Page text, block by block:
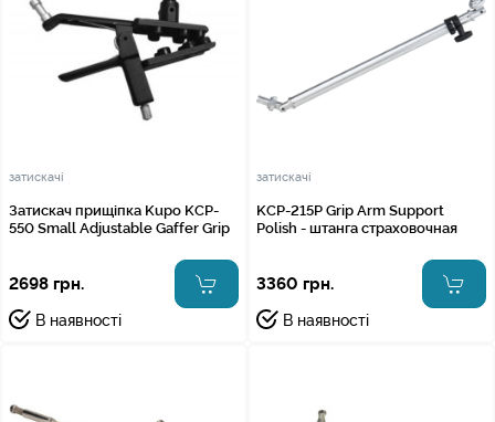
затискачі
Затискач прищіпка Kupo KCP-
550 Small Adjustable Gaffer Grip
2698 грн.
В наявності
затискачі
KCP-215P Grip Arm Support
Polish - штанга страховочная
3360 грн.
В наявності